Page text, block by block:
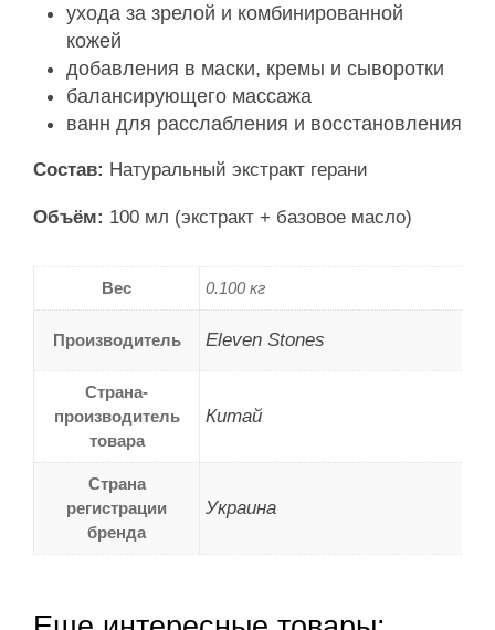
ухода за зрелой и комбинированной
кожей
добавления в маски, кремы и сыворотки
балансирующего массажа
ванн для расслабления и восстановления
Состав: Натуральный экстракт герани
Объём: 100 мл (экстракт + базовое масло)
Вес 0.100 кг
Производитель Eleven Stones
Страна-
производитель
товара
Китай
Страна
регистрации
бренда
Украина